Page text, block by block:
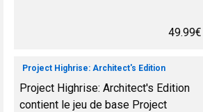
et ingéniosité. Endossez une nouv...
49.99€
Project Highrise: Architect's Edition
Project Highrise: Architect's Edition
contient le jeu de base Project